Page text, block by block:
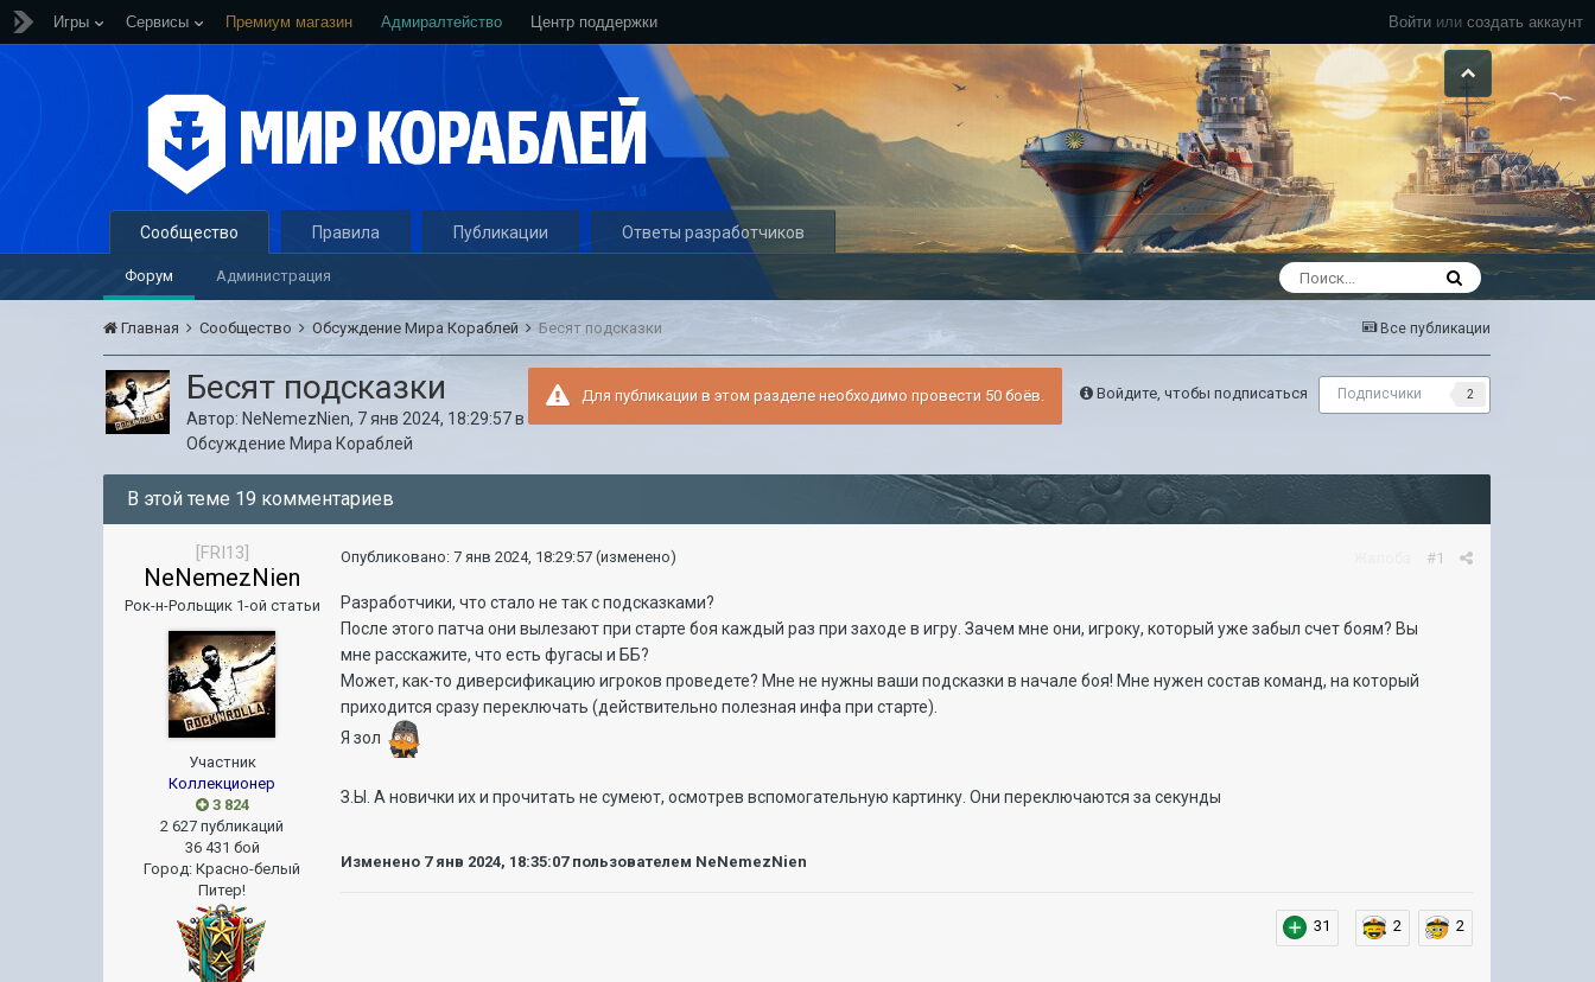
Войти или создать аккаунт
Игры Сервисы Премиум магазин Адмиралтейство Центр поддержки
Сообщество
Форум Администрация
Правила Публикации Ответы разработчиков
Все публикации
Главная Сообщество Обсуждение Мира Кораблей Бесят подсказки
Войдите, чтобы подписаться Подписчики 2
Для публикации в этом разделе необходимо провести 50 боёв.
Бесят подсказки
Автор: NeNemezNien, 7 янв 2024, 18:29:57в
Обсуждение Мира Кораблей
В этой теме 19 комментариев
[FRI13]
NeNemezNien
Рок-н-Рольщик 1-ой статьи
Участник
Коллекционер
3 824
2 627 публикаций
36 431 бой
Город:Красно-белый
Питер!
#1
Опубликовано:7 янв 2024, 18:29:57 (изменено)
Разработчики, что стало не так с подсказками?
После этого патча они вылезают при старте боя каждый раз при заходе в игру. Зачем мне они, игроку, который уже забыл счет боям? Вы
мне расскажите, что есть фугасы и ББ?
Может, как-то диверсификацию игроков проведете? Мне не нужны ваши подсказки в начале боя! Мне нужен состав команд, на который
приходится сразу переключать (действительно полезная инфа при старте).
Я зол
З.Ы. А новички их и прочитать не сумеют, осмотрев вспомогательную картинку. Они переключаются за секунды
Изменено 7 янв 2024, 18:35:07пользователем NeNemezNien
31 2 2